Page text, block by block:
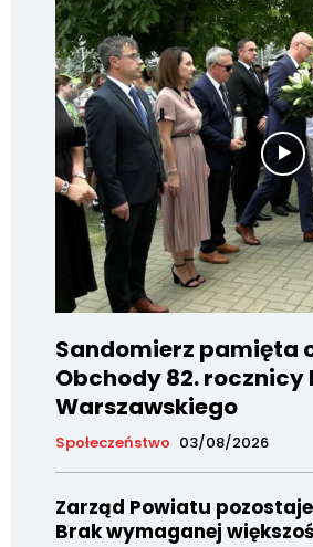
Sandomierz pamięta
Obchody 82. rocznicy
Warszawskiego
Społeczeństwo 03/08/2026
Zarząd Powiatu
Brak wymaganej